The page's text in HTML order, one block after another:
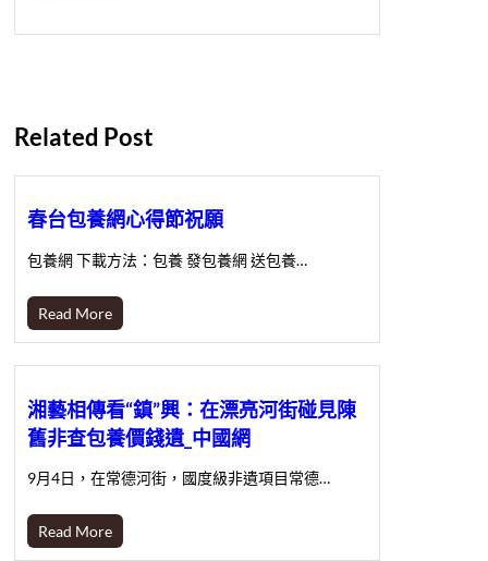
Related Post
春台包養網心得節祝願
包養網 下載方法：包養 發包養網 送包養…
Read More
湘藝相傳看“鎮”興：在漂亮河街碰見陳
舊非查包養價錢遺_中國網
9月4日，在常德河街，國度級非遺項目常德…
Read More